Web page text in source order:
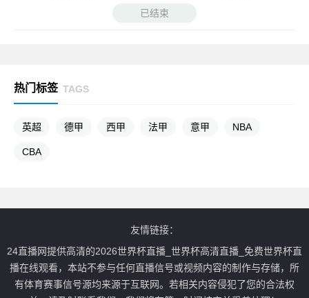
已结束
热门标签 TAGS
英超 德甲 西甲 法甲 意甲 NBA
CBA
友情链接：
24直播网提供高清的2026世界杯直播_世界杯高清直播_免费世界杯直
播在线观看，本站不参与任何直播信号或视频内容的制作与存储，所
有体育赛事信号源均来源于互联网。若相关内容侵犯了您的合法权